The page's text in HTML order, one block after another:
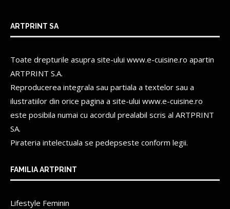
ARTPRINT SA
Toate drepturile asupra site-ului www.e-cuisine.ro apartin
ARTPRINT S.A.
Reproducerea integrala sau partiala a textelor sau a
ilustratiilor din orice pagina a site-ului www.e-cuisine.ro
este posibila numai cu acordul prealabil scris al ARTPRINT
SA.
Pirateria intelectuala se pedepseste conform legii.
FAMILIA ARTPRINT
Lifestyle Feminin